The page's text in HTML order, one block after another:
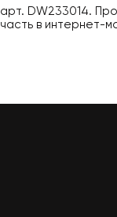
DW233014.
в интернет-